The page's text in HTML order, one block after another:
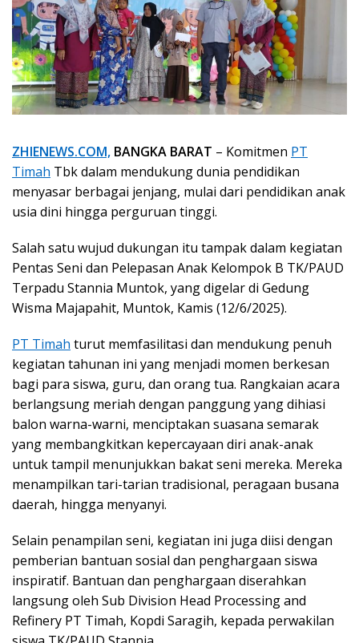
ZHIENEWS.COM, BANGKA BARAT – Komitmen PT
Timah Tbk dalam mendukung dunia pendidikan
menyasar berbagai jenjang, mulai dari pendidikan anak
usia dini hingga perguruan tinggi.
Salah satu wujud dukungan itu tampak dalam kegiatan
Pentas Seni dan Pelepasan Anak Kelompok B TK/PAUD
Terpadu Stannia Muntok, yang digelar di Gedung
Wisma Majapahit, Muntok, Kamis (12/6/2025).
PT Timah turut memfasilitasi dan mendukung penuh
kegiatan tahunan ini yang menjadi momen berkesan
bagi para siswa, guru, dan orang tua. Rangkaian acara
berlangsung meriah dengan panggung yang dihiasi
balon warna-warni, menciptakan suasana semarak
yang membangkitkan kepercayaan diri anak-anak
untuk tampil menunjukkan bakat seni mereka. Mereka
menampilkan tari-tarian tradisional, peragaan busana
daerah, hingga menyanyi.
Selain penampilan seni, kegiatan ini juga diisi dengan
pemberian bantuan sosial dan penghargaan siswa
inspiratif. Bantuan dan penghargaan diserahkan
langsung oleh Sub Division Head Processing and
Refinery PT Timah, Kopdi Saragih, kepada perwakilan